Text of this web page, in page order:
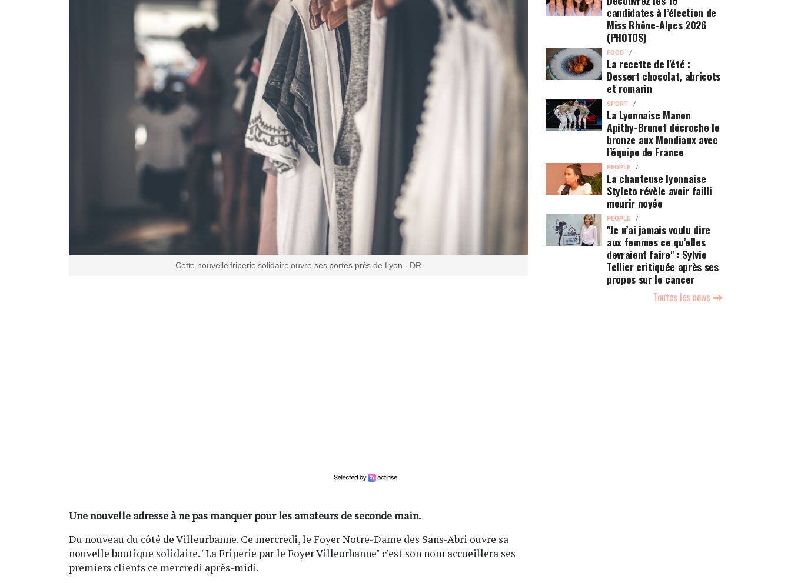
Cette nouvelle friperie solidaire ouvre ses portes près de Lyon - DR
Une nouvelle adresse à ne pas manquer pour les amateurs de seconde main.
Du nouveau du côté de Villeurbanne. Ce mercredi, le Foyer Notre-Dame des Sans-Abri ouvre sa
nouvelle boutique solidaire. "La Friperie par le Foyer Villeurbanne" c’est son nom accueillera ses
premiers clients ce mercredi après-midi.
candidates à l’élection de
Miss Rhône-Alpes 2026
(PHOTOS)
FOOD
La recette de l'été :
Dessert chocolat, abricots
et romarin
SPORT
La Lyonnaise Manon
Apithy-Brunet décroche le
bronze aux Mondiaux avec
l’équipe de France
PEOPLE
La chanteuse lyonnaise
Styleto révèle avoir failli
mourir noyée
PEOPLE
"Je n’ai jamais voulu dire
aux femmes ce qu’elles
devraient faire" : Sylvie
Tellier critiquée après ses
propos sur le cancer
Toutes les news